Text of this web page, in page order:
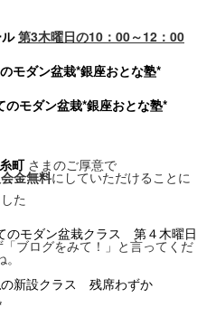
第3木曜日の10：00～12：00
モダン盆栽*銀座おとな塾*
モダン盆栽*銀座おとな塾*
町さまのご厚意で
金無料にしていただけることに
た
モダン盆栽クラス 第４木曜日
ブログをみて！」と言ってくだ
。
の新設クラス 残席わずか